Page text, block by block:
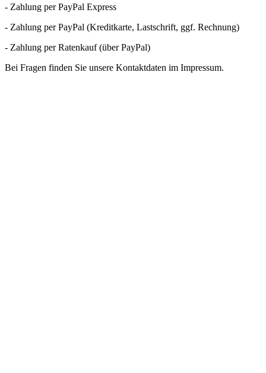
- Zahlung per PayPal Express
- Zahlung per PayPal (Kreditkarte, Lastschrift, ggf. Rechnung)
- Zahlung per Ratenkauf (über PayPal)
Bei Fragen finden Sie unsere Kontaktdaten im Impressum.